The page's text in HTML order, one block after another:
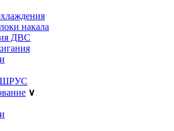
27-42
ОФИЦИАЛЬНЫЙ ДИЛЕР
9:00 - 19:00
накала
ДВС
ШРУС
∨